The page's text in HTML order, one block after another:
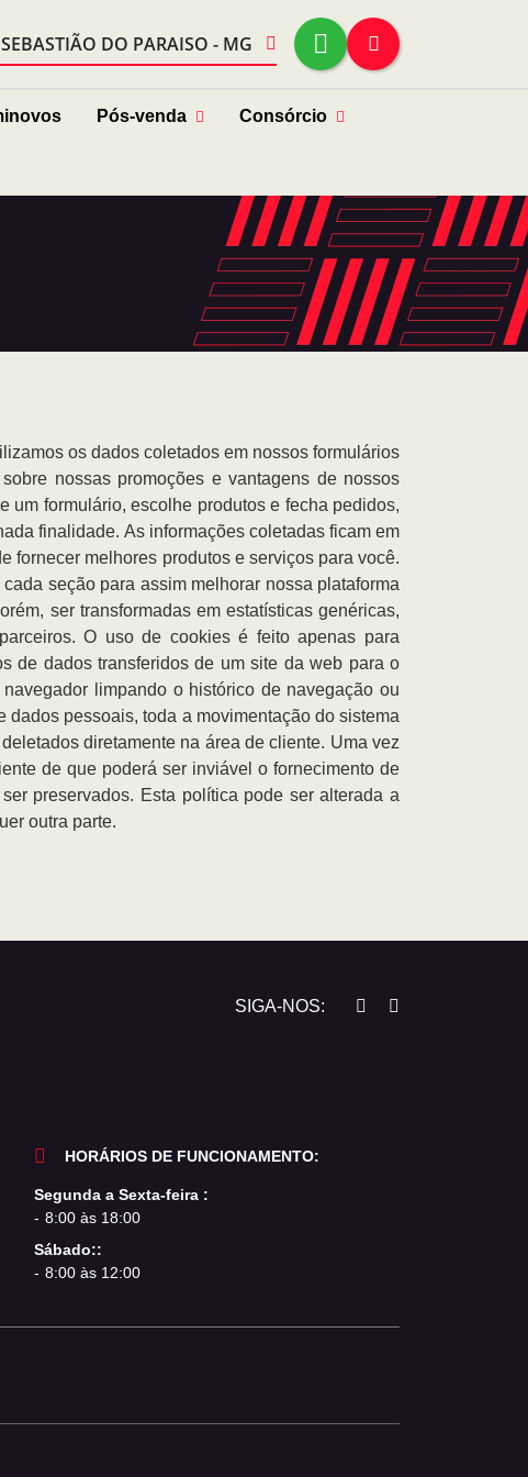
DO PARAISO - MG
Pós-venda Consórcio
os dados coletados em nossos formulários
nossas promoções e vantagens de nossos
um formulário, escolhe produtos e fecha pedidos,
finalidade. As informações coletadas ficam em
fornecer melhores produtos e serviços para você.
seção para assim melhorar nossa plataforma
ser transformadas em estatísticas genéricas,
O uso de cookies é feito apenas para
de dados transferidos de um site da web para o
limpando o histórico de navegação ou
pessoais, toda a movimentação do sistema
diretamente na área de cliente. Uma vez
de que poderá ser inviável o fornecimento de
preservados. Esta política pode ser alterada a
outra parte.
SIGA-NOS:
HORÁRIOS DE FUNCIONAMENTO:
Segunda a Sexta-feira :
8:00 às 18:00
Sábado::
8:00 às 12:00